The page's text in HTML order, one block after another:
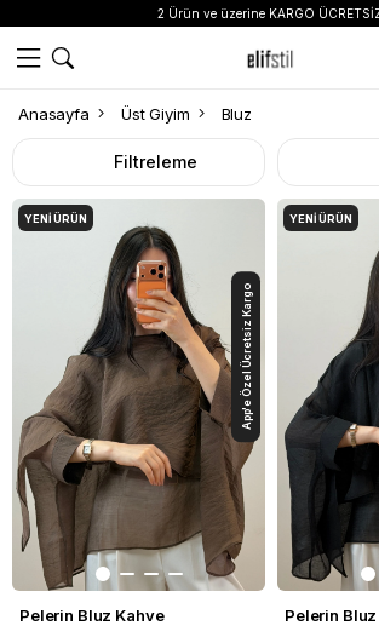
2 Ürün ve üzerine KARGO
Anasayfa Üst Giyim Bluz
Filtreleme
Pelerin Bluz Kahve
YENI ÜRÜN
App'e Özel Ücretsiz Kargo
Pelerin
YENI ÜRÜN